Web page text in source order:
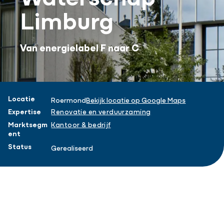
Limburg
Van energielabel F naar C
Projectinformatie
Locatie RoermondBekijk locatie op Google Maps
Expertise
Renovatie en verduurzaming
Marktsegm
ent
Kantoor & bedrijf
Status Gerealiseerd